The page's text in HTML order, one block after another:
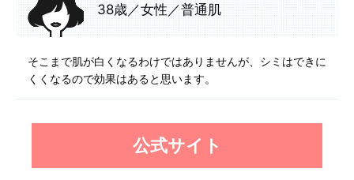
38歳／女性／普通肌
そこまで肌が白くなるわけではありませんが、シミはできに
くくなるので効果はあると思います。
公式サイト